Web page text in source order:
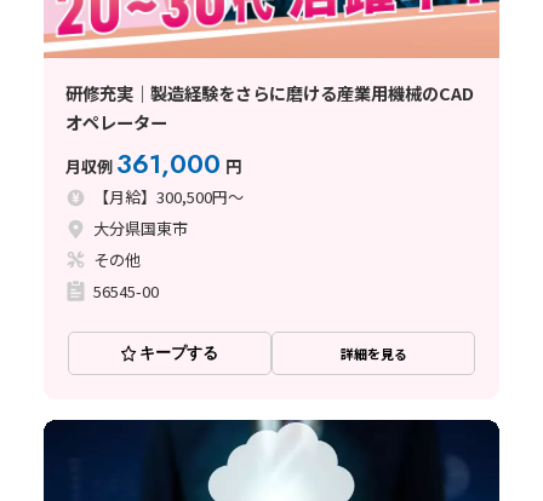
研修充実｜製造経験をさらに磨ける産業用機械のCAD
オペレーター
月収例 361,000 円
【月給】300,500円～
大分県国東市
その他
56545-00
キープする 詳細を見る